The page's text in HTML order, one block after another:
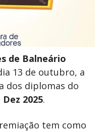
de Balneário
13 de outubro, a
dos diplomas do
2025.
tem como